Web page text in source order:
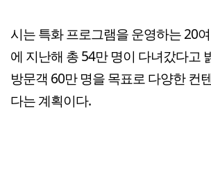
시는 특화 프로그램을 운영하는 20
에 지난해 총 54만 명이 다녀갔다고
방문객 60만 명을 목표로 다양한 컨
다는 계획이다.